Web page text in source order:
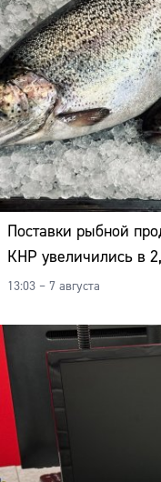
Поставки рыбной
КНР увеличились в
13:03 – 7 августа